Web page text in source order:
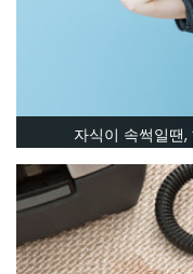
자식이 속썩일땐,